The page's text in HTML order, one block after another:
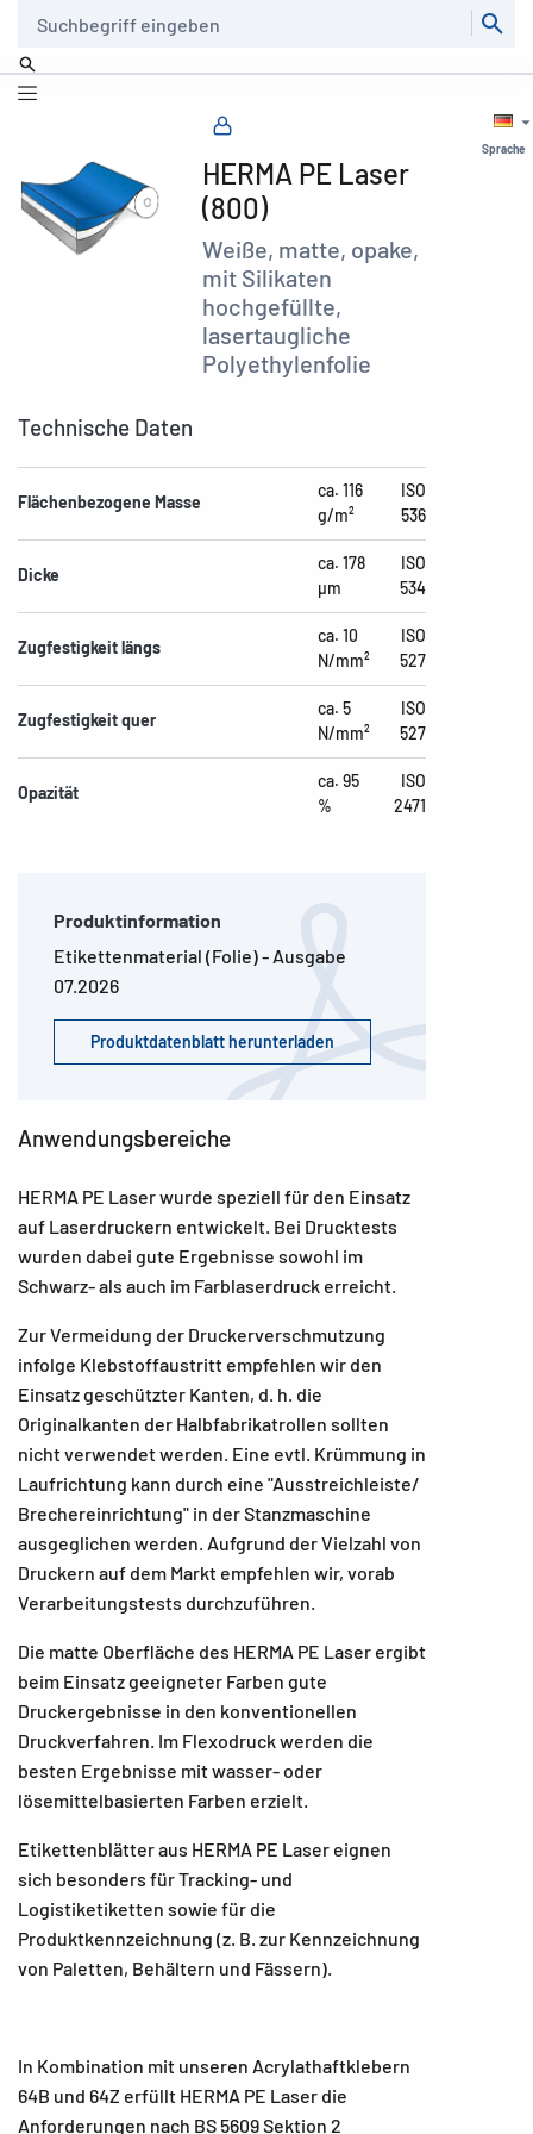
Sprache
HERMA PE Laser
(800)
Weiße, matte, opake,
mit Silikaten
hochgefüllte,
lasertaugliche
Polyethylenfolie
Technische Daten
Flächenbezogene Masse
ca. 116
g/m²
ISO
536
Dicke
ca. 178
µm
ISO
534
Zugfestigkeit längs
ca. 10
N/mm²
ISO
527
Zugfestigkeit quer
ca. 5
N/mm²
ISO
527
Opazität
ca. 95
%
ISO
2471
Produktinformation
Etikettenmaterial (Folie) - Ausgabe
07.2026
Produktdatenblatt herunterladen
Anwendungsbereiche
HERMA PE Laser wurde speziell für den Einsatz
auf Laserdruckern entwickelt. Bei Drucktests
wurden dabei gute Ergebnisse sowohl im
Schwarz- als auch im Farblaserdruck erreicht.
Zur Vermeidung der Druckerverschmutzung
infolge Klebstoffaustritt empfehlen wir den
Einsatz geschützter Kanten, d. h. die
Originalkanten der Halbfabrikatrollen sollten
nicht verwendet werden. Eine evtl. Krümmung in
Laufrichtung kann durch eine "Ausstreichleiste/
Brechereinrichtung" in der Stanzmaschine
ausgeglichen werden. Aufgrund der Vielzahl von
Druckern auf dem Markt empfehlen wir, vorab
Verarbeitungstests durchzuführen.
Die matte Oberfläche des HERMA PE Laser ergibt
beim Einsatz geeigneter Farben gute
Druckergebnisse in den konventionellen
Druckverfahren. Im Flexodruck werden die
besten Ergebnisse mit wasser- oder
lösemittelbasierten Farben erzielt.
Etikettenblätter aus HERMA PE Laser eignen
sich besonders für Tracking- und
Logistiketiketten sowie für die
Produktkennzeichnung (z. B. zur Kennzeichnung
von Paletten, Behältern und Fässern).
In Kombination mit unseren Acrylathaftklebern
64B und 64Z erfüllt HERMA PE Laser die
Anforderungen nach BS 5609 Sektion 2